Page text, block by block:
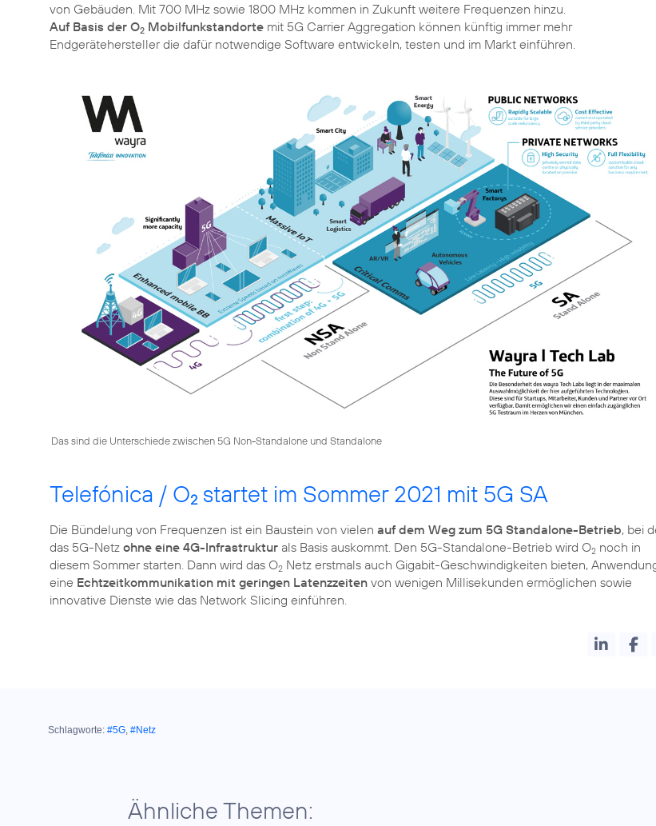
Auf Basis der O2 Mobilfunkstandorte mit 5G Carrier Aggregation können künftig immer mehr
Endgerätehersteller die dafür notwendige Software entwickeln, testen und im Markt einführen.
Das sind die Unterschiede zwischen 5G Non-Standalone und Standalone
Telefónica / O2 startet im Sommer 2021 mit 5G SA
Die Bündelung von Frequenzen ist ein Baustein von vielen auf dem Weg zum 5G Standalone-Betrieb, bei
das 5G-Netz ohne eine 4G-Infrastruktur als Basis auskommt. Den 5G-Standalone-Betrieb wird O2 noch in
diesem Sommer starten. Dann wird das O2 Netz erstmals auch Gigabit-Geschwindigkeiten bieten,
eine Echtzeitkommunikation mit geringen Latenzzeiten von wenigen Millisekunden ermöglichen sowie
innovative Dienste wie das Network Slicing einführen.
Schlagworte: #5G, #Netz
Ähnliche Themen: